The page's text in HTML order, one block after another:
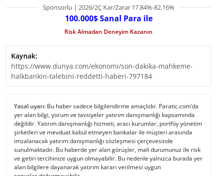
Sponsorlu | 2026/2Ç Kar/Zarar 17.84%-82.16%
100.000$ Sanal Para ile
Risk Almadan Deneyim Kazanın
Kaynak:
https://www.dunya.com/ekonomi/son-dakika-mahkeme-
halkbankin-talebini-reddetti-haberi-797184
Yasal uyarı: Bu haber sadece bilgilendirme amaçlıdır. Paratic.com’da
yer alan bilgi, yorum ve tavsiyeler yatırım danışmanlığı kapsamında
değildir. Yatırım danışmanlığı hizmeti, aracı kurumlar, portföy yönetim
şirketleri ve mevduat kabul etmeyen bankalar ile müşteri arasında
imzalanacak yatırım danışmanlığı sözleşmesi çerçevesinde
sunulmaktadır. Bu haberde yer alan görüşler, mali durumunuz ile risk
ve getiri tercihinize uygun olmayabilir. Bu nedenle yalnızca burada yer
alan bilgilere dayanarak yatırım kararı verilmesi uygun